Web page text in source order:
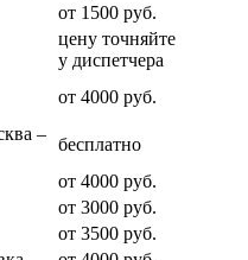
от 1500 руб.
цену точняйте
у диспетчера
от 4000 руб.
–
бесплатно
от 4000 руб.
от 3000 руб.
от 3500 руб.